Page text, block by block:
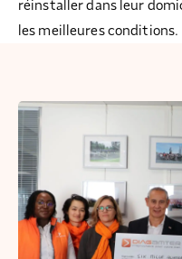
réinstaller dans leur
les meilleures conditions.